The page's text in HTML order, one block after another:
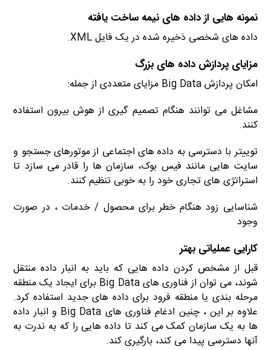
نمونه هایی از داده های نیمه ساخت یافته
داده های شخصی ذخیره شده در یک فایل XML.
مزایای پردازش داده های بزرگ
امکان پردازش Big Data مزایای متعددی از جمله:
مشاغل می توانند هنگام تصمیم گیری از هوش بیرون استفاده
کنند.
توییتر با دسترسی به داده های اجتماعی از موتورهای جستجو و
سایت هایی مانند فیس بوک، سازمان ها را قادر می سازد تا
استراتژی های تجاری خود را به خوبی تنظیم کنند.
شناسایی زود هنگام خطر برای محصول / خدمات ، در صورت
وجود
کارایی عملیاتی بهتر
قبل از مشخص کردن داده هایی که باید به انبار داده منتقل
شوند، می توان از فناوری های Big Data برای ایجاد یک منطقه
مرحله بندی یا منطقه فرود برای داده های جدید استفاده کرد.
علاوه بر این ، چنین ادغام فناوری های Big Data و انبار داده
ها به یک سازمان کمک می کند تا داده هایی را که به ندرت به
آنها دسترسی پیدا می کند، بارگیری کند.